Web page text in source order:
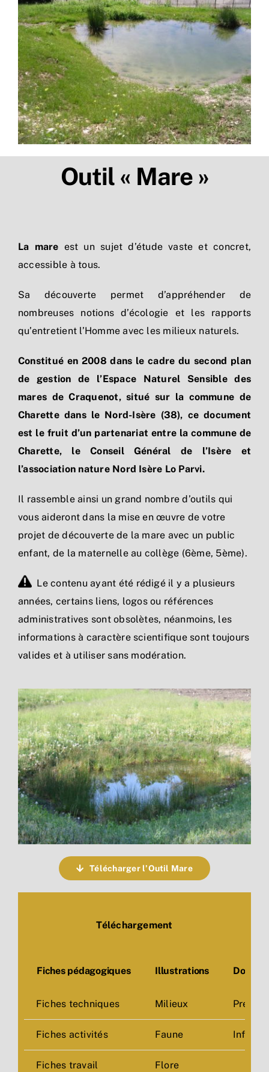
L’association
Nous rejoindre
Connaître & Protéger
Nos actions
RessourcesOutil « Mare »
La mare est un sujet d’étude vaste et concret,
accessible à tous.
Sa découverte permet d’appréhender de
nombreuses notions d’écologie et les rapports
qu’entretient l’Homme avec les milieux naturels.
Constitué en 2008 dans le cadre du second plan
de gestion de l’Espace Naturel Sensible des
mares de Craquenot, situé sur la commune de
Charette dans le Nord-Isère (38), ce document
est le fruit d’un partenariat entre la commune de
Charette, le Conseil Général de l’Isère et
l’association nature Nord Isère Lo Parvi.
Il rassemble ainsi un grand nombre d’outils qui
vous aideront dans la mise en œuvre de votre
projet de découverte de la mare avec un public
enfant, de la maternelle au collège (6ème, 5ème).
Le contenu ayant été rédigé il y a plusieurs
années, certains liens, logos ou références
administratives sont obsolètes, néanmoins, les
informations à caractère scientifique sont toujours
valides et à utiliser sans modération.
Télécharger l’Outil Mare
Téléchargement
Fiches pédagogiques Illustrations
Fiches techniques Milieux
Fiches activités Faune Infos
Fiches travail Flore